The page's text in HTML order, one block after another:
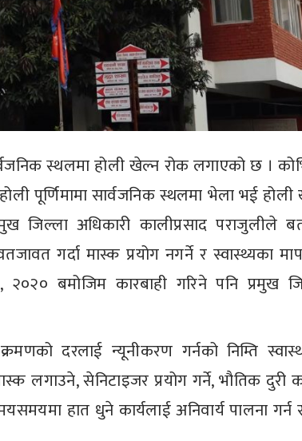
स्थलमा होली खेल्न रोक लगाएको छ ।
पूर्णिमामा सार्वजनिक स्थलमा भेला भई
जिल्ला अधिकारी कालीप्रसाद पराजुलीले
गर्दा मास्क प्रयोग नगर्ने र स्वास्थ्यका
२०२० बमोजिम कारबाही गरिने पनि प्रमुख
दरलाई न्यूनीकरण गर्नको निम्ति
लगाउने, सेनिटाइजर प्रयोग गर्ने, भौतिक दुरी
हात धुने कार्यलाई अनिवार्य पालना